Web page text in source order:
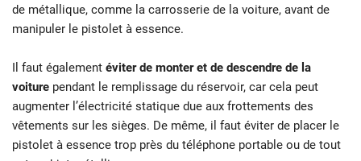
de métallique, comme la carrosserie de la voiture, avant de
manipuler le pistolet à essence.
Il faut également éviter de monter et de descendre de la
voiture pendant le remplissage du réservoir, car cela peut
augmenter l’électricité statique due aux frottements des
vêtements sur les sièges. De même, il faut éviter de placer le
pistolet à essence trop près du téléphone portable ou de tout